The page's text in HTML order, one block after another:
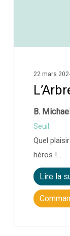
22 mars
B.
Seuil
Quel
héros !…
Lire la